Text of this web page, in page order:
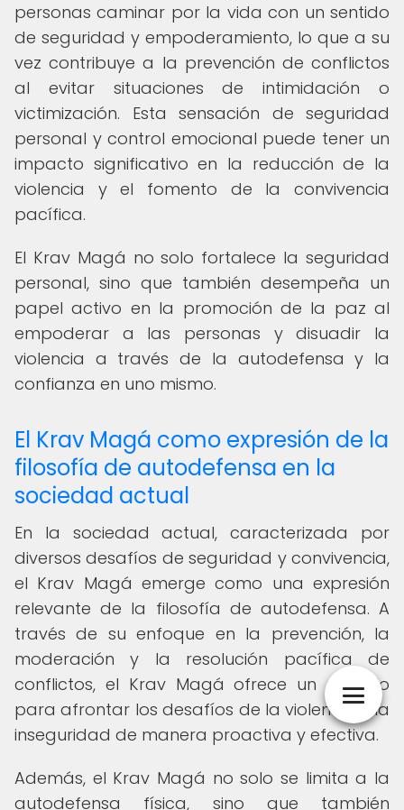
personas caminar por la vida con un sentido
de seguridad y empoderamiento, lo que a su
vez contribuye a la prevención de conflictos
al evitar situaciones de intimidación o
victimización. Esta sensación de seguridad
personal y control emocional puede tener un
impacto significativo en la reducción de la
violencia y el fomento de la convivencia
pacífica.
El Krav Magá no solo fortalece la seguridad
personal, sino que también desempeña un
papel activo en la promoción de la paz al
empoderar a las personas y disuadir la
violencia a través de la autodefensa y la
confianza en uno mismo.
El Krav Magá como expresión de la
filosofía de autodefensa en la
sociedad actual
En la sociedad actual, caracterizada por
diversos desafíos de seguridad y convivencia,
el Krav Magá emerge como una expresión
relevante de la filosofía de autodefensa. A
través de su enfoque en la prevención, la
moderación y la resolución pacífica de
conflictos, el Krav Magá ofrece un modelo
para afrontar los desafíos de la violencia y la
inseguridad de manera proactiva y efectiva.
Además, el Krav Magá no solo se limita a la
autodefensa física, sino que también